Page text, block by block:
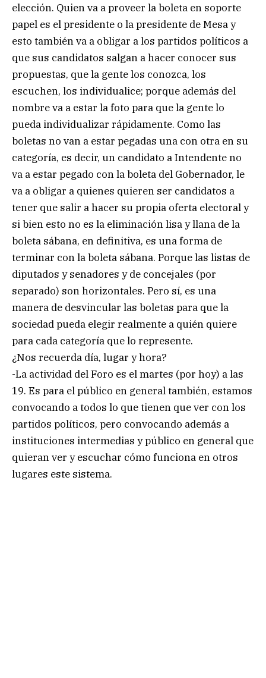
elección. Quien va a proveer la boleta en soporte
papel es el presidente o la presidente de Mesa y
esto también va a obligar a los partidos políticos a
que sus candidatos salgan a hacer conocer sus
propuestas, que la gente los conozca, los
escuchen, los individualice; porque además del
nombre va a estar la foto para que la gente lo
pueda individualizar rápidamente. Como las
boletas no van a estar pegadas una con otra en su
categoría, es decir, un candidato a Intendente no
va a estar pegado con la boleta del Gobernador, le
va a obligar a quienes quieren ser candidatos a
tener que salir a hacer su propia oferta electoral y
si bien esto no es la eliminación lisa y llana de la
boleta sábana, en definitiva, es una forma de
terminar con la boleta sábana. Porque las listas de
diputados y senadores y de concejales (por
separado) son horizontales. Pero sí, es una
manera de desvincular las boletas para que la
sociedad pueda elegir realmente a quién quiere
para cada categoría que lo represente.
¿Nos recuerda día, lugar y hora?
-La actividad del Foro es el martes (por hoy) a las
19. Es para el público en general también, estamos
convocando a todos lo que tienen que ver con los
partidos políticos, pero convocando además a
instituciones intermedias y público en general que
quieran ver y escuchar cómo funciona en otros
lugares este sistema.